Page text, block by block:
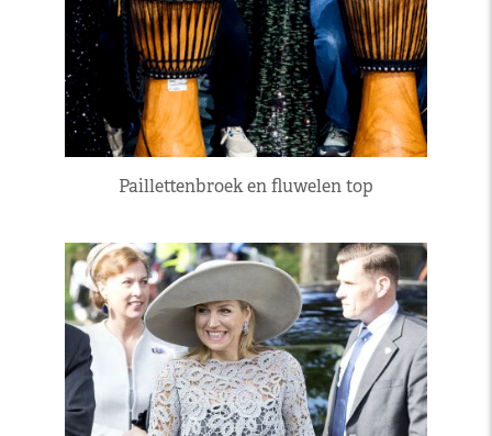
Paillettenbroek en fluwelen top